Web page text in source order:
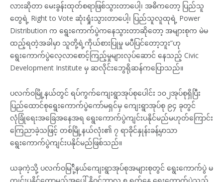
လားဆိုတာ မေးခွန်းထုတ်စရာဖြစ်သွားတာပေါ့၊ အဓိကတော့ ပြည်သူ
တွေရဲ့ Right to Vote ဆုံးရှုံးသွားတာပေါ့၊ ပြည်သူလူထုရဲ့ Power
Distribution က ရွေးကောက်ပွဲကနေသွားတာဆိုတော့ အများစုက မဲမ
ထည့်ရတဲ့အခါမှာ သူတို့ရဲ့ကိုယ်စားပြုမှု မပီပြင်တော့ဘူး”ဟု
ရွေးကောက်ပွဲလေ့လာစောင့်ကြည့်မှုများလုပ်ဆောင် နေသည့် Civic
Development Institute မှ ဆလိုင်းဘွေရိုဆန်ကပြောသည်။
ပလက်ဝမြို့နယ်တွင် ရပ်ကွက်ကျေးရွာအုပ်စုပေါင်း ၁၀၂အုပ်စုရှိပြီး
ပြည်ထောင်စုရွေးကောက်ပွဲကော်မရှင်မှ ကျေးရွာအုပ်စု ၉၄ ခုတွင်
လုံခြုံရေးအခြေအနေအရ ရွေးကောက်ပွဲကျင်းပနိုင်မည်မဟုတ်ကြောင်း
ကြေညာခဲ့သဖြင့် တစ်မြို့နယ်လုံး၏ ၇ ရာခိုင်နှုန်းခန့်မှာသာ
ရွေးကောက်ပွဲကျင်းပနိုင်မည်ဖြစ်သည်။
ယခုကဲ့သို့ ပလက်ဝမြ်ို့နယ်ကျေးရွာအုပ်စုအများစုတွင် ရွေးကောက်ပွဲ မ